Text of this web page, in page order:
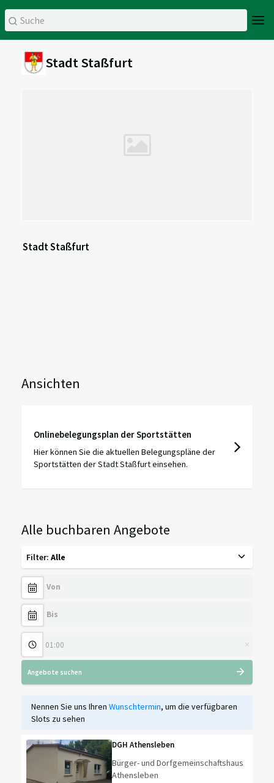
Stadt Staßfurt
Stadt Staßfurt
Ansichten
Onlinebelegungsplan der Sportstätten
Hier können Sie die aktuellen Belegungspläne der
Sportstätten der Stadt Staßfurt einsehen.
Alle buchbaren Angebote
Filter: Alle
×
Angebote suchen
Nennen Sie uns Ihren Wunschtermin, um die verfügbaren
Slots zu sehen
DGH Athensleben
Bürger- und Dorfgemeinschaftshaus
Athensleben